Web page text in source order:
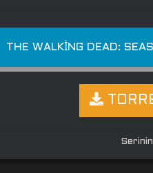
THE WALKING DEAD: